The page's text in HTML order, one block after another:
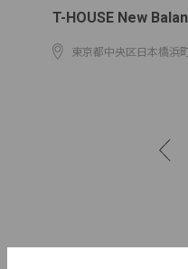
T-HOUSE New
東京都中央区日本橋浜